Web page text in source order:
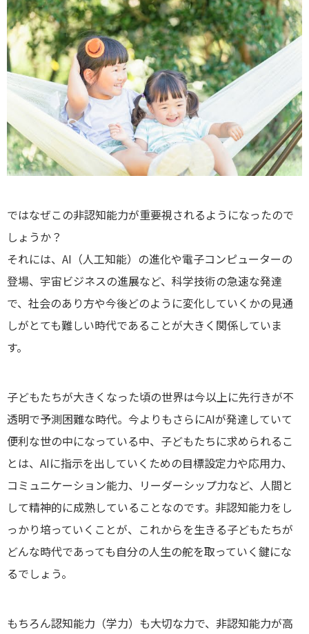
ではなぜこの非認知能力が重要視されるようになったので
しょうか？
それには、AI（人工知能）の進化や電子コンピューターの
登場、宇宙ビジネスの進展など、科学技術の急速な発達
で、社会のあり方や今後どのように変化していくかの見通
しがとても難しい時代であることが大きく関係していま
す。
子どもたちが大きくなった頃の世界は今以上に先行きが不
透明で予測困難な時代。今よりもさらにAIが発達していて
便利な世の中になっている中、子どもたちに求められるこ
とは、AIに指示を出していくための目標設定力や応用力、
コミュニケーション能力、リーダーシップ力など、人間と
して精神的に成熟していることなのです。非認知能力をし
っかり培っていくことが、これからを生きる子どもたちが
どんな時代であっても自分の人生の舵を取っていく鍵にな
るでしょう。
もちろん認知能力（学力）も大切な力で、非認知能力が高